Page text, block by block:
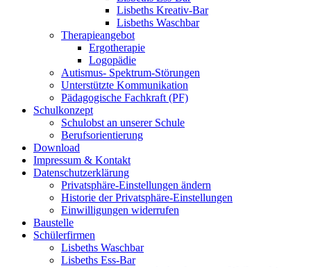
Lisbeths Kreativ-Bar
Lisbeths Waschbar
Therapieangebot
Ergotherapie
Logopädie
Autismus- Spektrum-Störungen
Unterstützte Kommunikation
Pädagogische Fachkraft (PF)
Schulkonzept
Schulobst an unserer Schule
Berufsorientierung
Download
Impressum & Kontakt
Datenschutzerklärung
Privatsphäre-Einstellungen ändern
Historie der Privatsphäre-Einstellungen
Einwilligungen widerrufen
Baustelle
Schülerfirmen
Lisbeths Waschbar
Lisbeths Ess-Bar